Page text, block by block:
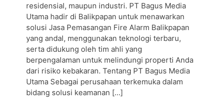
residensial, maupun industri. PT Bagus Media
Utama hadir di Balikpapan untuk menawarkan
solusi Jasa Pemasangan Fire Alarm Balikpapan
yang andal, menggunakan teknologi terbaru,
serta didukung oleh tim ahli yang
berpengalaman untuk melindungi properti Anda
dari risiko kebakaran. Tentang PT Bagus Media
Utama Sebagai perusahaan terkemuka dalam
bidang solusi keamanan […]